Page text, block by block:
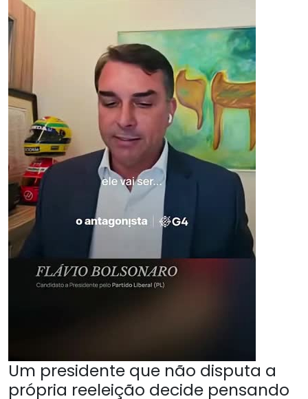
Um presidente que não disputa a
própria reeleição decide pensando